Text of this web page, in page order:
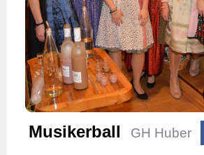
Musikerball GH Huber